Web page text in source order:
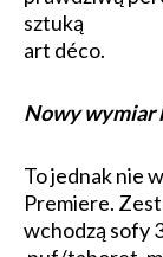
sztuką
art déco.
Nowy wymiar
To jednak nie
Premiere.
wchodzą sofy